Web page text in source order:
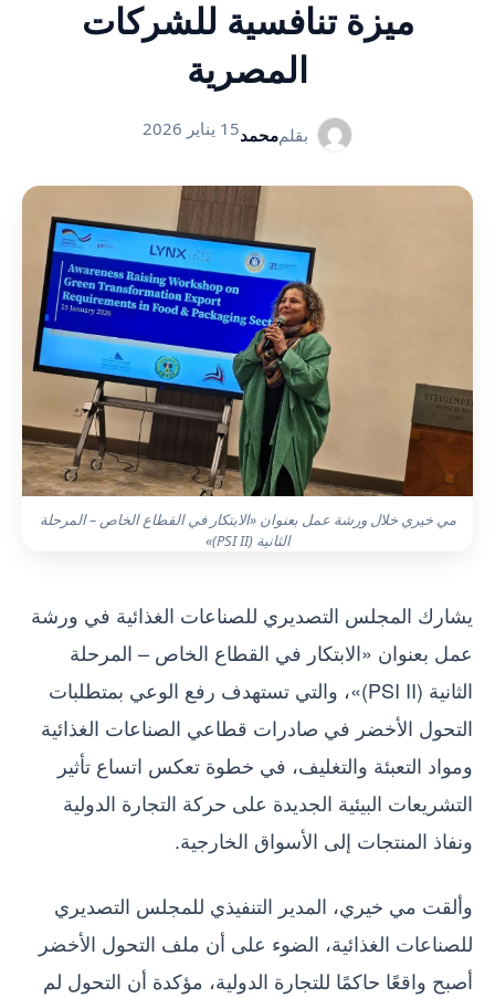
ميزة تنافسية للشركات
المصرية
بقلممحمد15 يناير 2026
مي خيري خلال ورشة عمل بعنوان «الابتكار في القطاع الخاص – المرحلة
الثانية (PSI II)»
يشارك المجلس التصديري للصناعات الغذائية في ورشة
عمل بعنوان «الابتكار في القطاع الخاص – المرحلة
الثانية (PSI II)»، والتي تستهدف رفع الوعي بمتطلبات
التحول الأخضر في صادرات قطاعي الصناعات الغذائية
ومواد التعبئة والتغليف، في خطوة تعكس اتساع تأثير
التشريعات البيئية الجديدة على حركة التجارة الدولية
ونفاذ المنتجات إلى الأسواق الخارجية.
وألقت مي خيري، المدير التنفيذي للمجلس التصديري
للصناعات الغذائية، الضوء على أن ملف التحول الأخضر
أصبح واقعًا حاكمًا للتجارة الدولية، مؤكدة أن التحول لم